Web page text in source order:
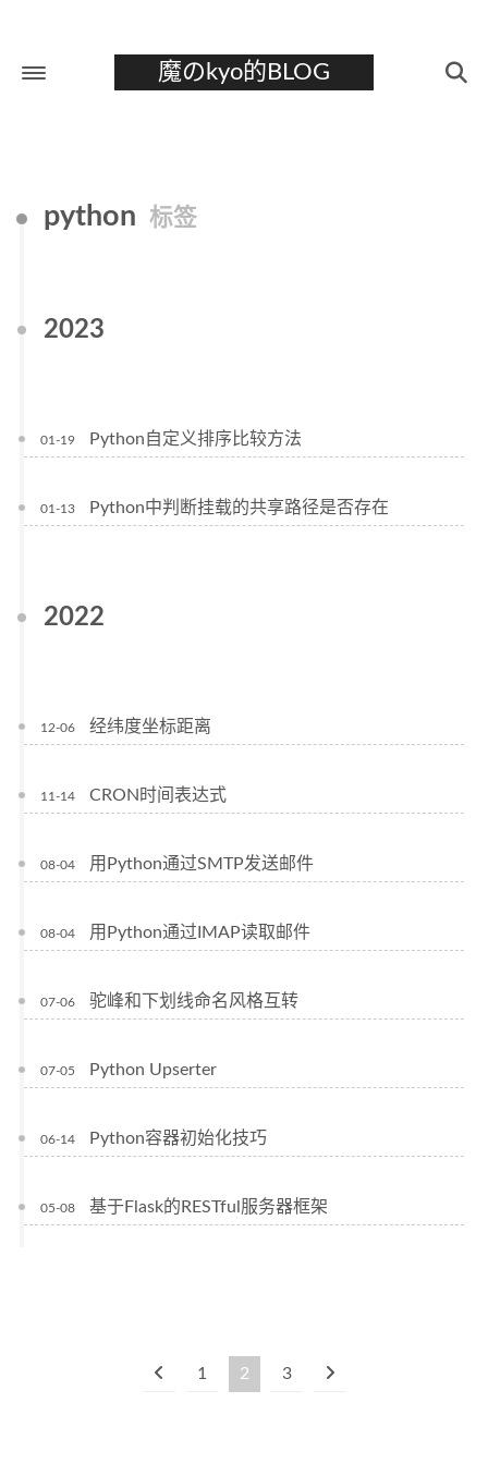
魔のkyo的BLOG
归档
python 标签
2023
01-19 Python自定义排序比较方法
01-13 Python中判断挂载的共享路径是否存在
2022
12-06 经纬度坐标距离
11-14 CRON时间表达式
08-04 用Python通过SMTP发送邮件
08-04 用Python通过IMAP读取邮件
07-06 驼峰和下划线命名风格互转
07-05 Python Upserter
06-14 Python容器初始化技巧
05-08 基于Flask的RESTful服务器框架
1 2 3